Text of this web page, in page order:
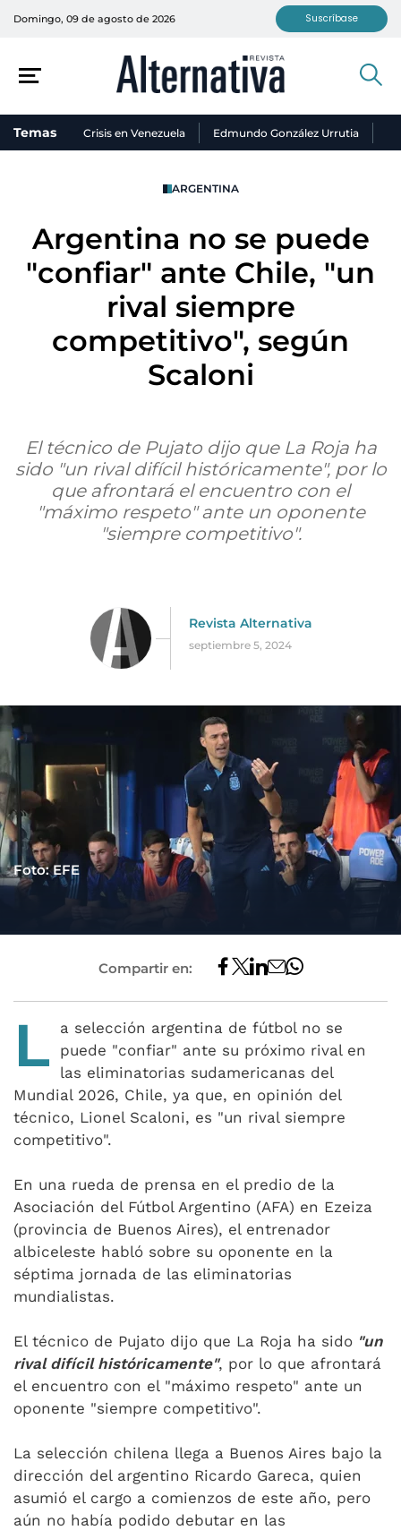
Domingo, 09 de agosto de 2026 Suscríbase
Temas Crisis en Venezuela Edmundo González Urrutia
ARGENTINA
Argentina no se puede
"confiar" ante Chile, "un
rival siempre
competitivo", según
Scaloni
El técnico de Pujato dijo que La Roja ha
sido "un rival difícil históricamente", por lo
que afrontará el encuentro con el
"máximo respeto" ante un oponente
"siempre competitivo".
Revista Alternativa
septiembre 5, 2024
Foto: EFE
Compartir en:
L
a selección argentina de fútbol no se
puede "confiar" ante su próximo rival en
las eliminatorias sudamericanas del
Mundial 2026, Chile, ya que, en opinión del
técnico, Lionel Scaloni, es "un rival siempre
competitivo".
En una rueda de prensa en el predio de la
Asociación del Fútbol Argentino (AFA) en Ezeiza
(provincia de Buenos Aires), el entrenador
albiceleste habló sobre su oponente en la
séptima jornada de las eliminatorias
mundialistas.
El técnico de Pujato dijo que La Roja ha sido "un
rival difícil históricamente", por lo que afrontará
el encuentro con el "máximo respeto" ante un
oponente "siempre competitivo".
La selección chilena llega a Buenos Aires bajo la
dirección del argentino Ricardo Gareca, quien
asumió el cargo a comienzos de este año, pero
aún no había podido debutar en las